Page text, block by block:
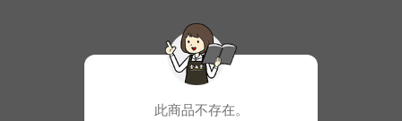
此商品不存在。